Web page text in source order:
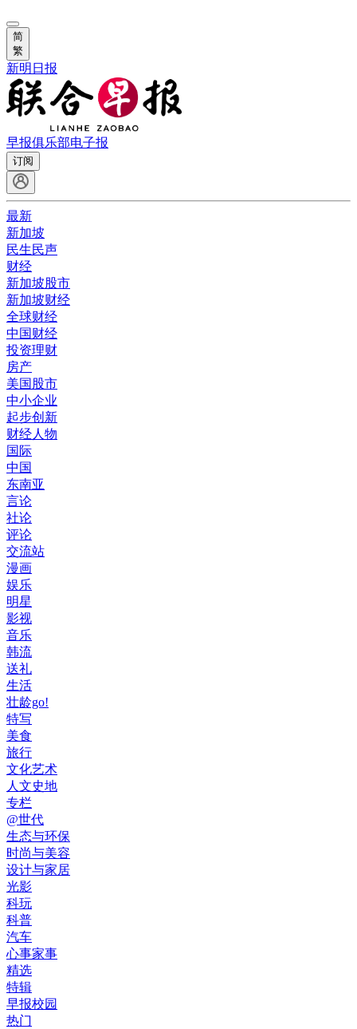
简
繁
新明日报
早报俱乐部电子报
订阅
最新
新加坡
民生民声
财经
新加坡股市
新加坡财经
全球财经
中国财经
投资理财
房产
美国股市
中小企业
起步创新
财经人物
国际
中国
东南亚
言论
社论
评论
交流站
漫画
娱乐
明星
影视
音乐
韩流
送礼
生活
壮龄go!
特写
美食
旅行
文化艺术
人文史地
专栏
@世代
生态与环保
时尚与美容
设计与家居
光影
科玩
科普
汽车
心事家事
精选
特辑
早报校园
热门